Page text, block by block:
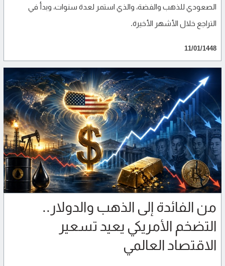
الصعودي للذهب والفضة، والذي استمر لعدة سنوات، وبدأ في
التراجع خلال الأشهر الأخيرة.
11/01/1448
من الفائدة إلى الذهب والدولار..
التضخم الأمريكي يعيد تسعير
الاقتصاد العالمي